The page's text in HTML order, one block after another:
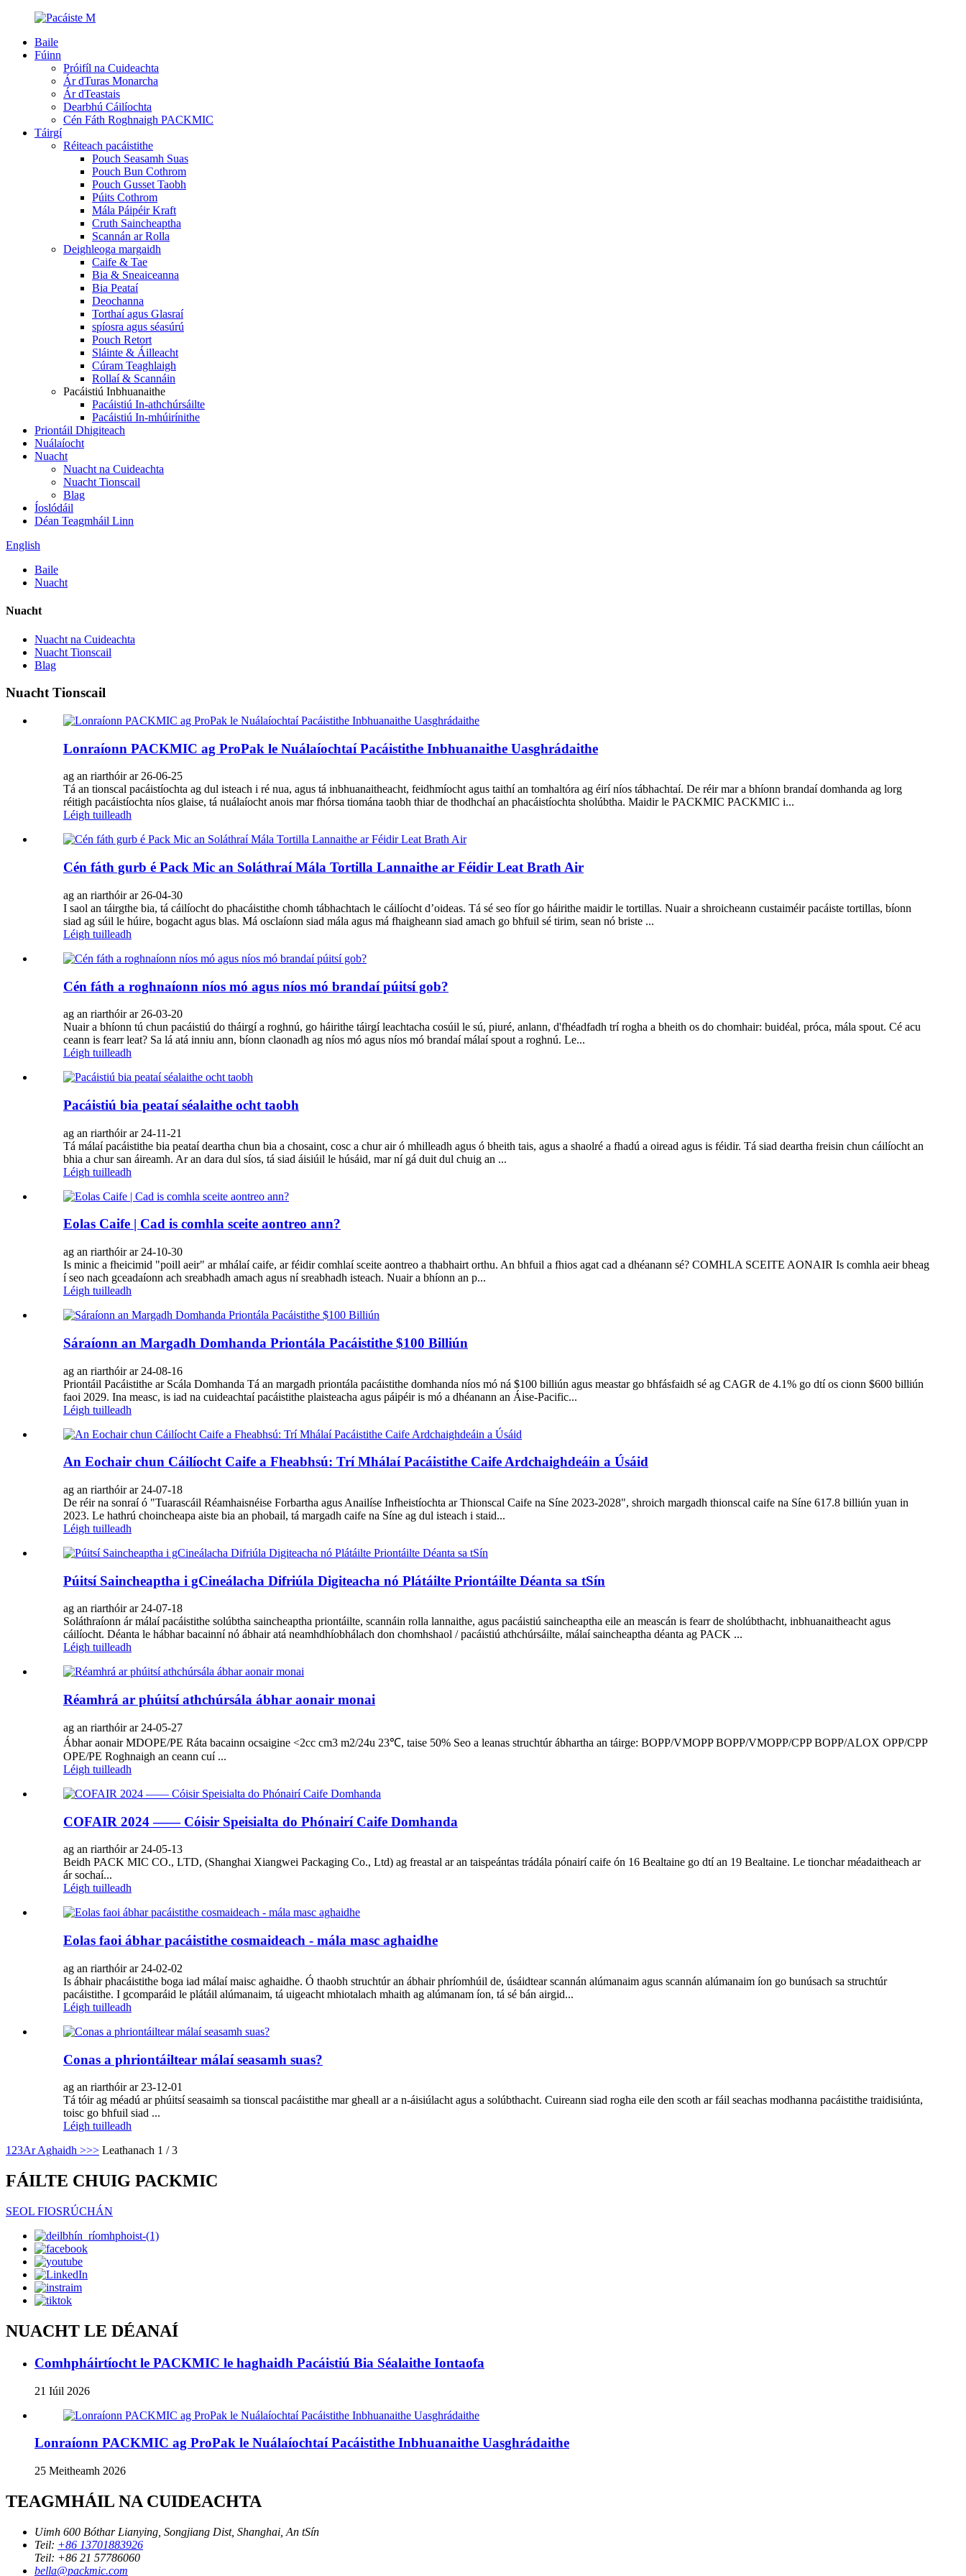
Baile
Fúinn
Próifíl na Cuideachta
Ár dTuras Monarcha
Ár dTeastais
Dearbhú Cáilíochta
Cén Fáth Roghnaigh PACKMIC
Táirgí
Réiteach pacáistithe
Pouch Seasamh Suas
Pouch Bun Cothrom
Pouch Gusset Taobh
Púits Cothrom
Mála Páipéir Kraft
Cruth Saincheaptha
Scannán ar Rolla
Deighleoga margaidh
Caife & Tae
Bia & Sneaiceanna
Bia Peataí
Deochanna
Torthaí agus Glasraí
spíosra agus séasúrú
Pouch Retort
Sláinte & Áilleacht
Cúram Teaghlaigh
Rollaí & Scannáin
Pacáistiú Inbhuanaithe
Pacáistiú In-athchúrsáilte
Pacáistiú In-mhúirínithe
Priontáil Dhigiteach
Nuálaíocht
Nuacht
Nuacht na Cuideachta
Nuacht Tionscail
Blag
Íoslódáil
Déan Teagmháil Linn
English
Baile
Nuacht
Nuacht
Nuacht na Cuideachta
Nuacht Tionscail
Blag
Nuacht Tionscail
Lonraíonn PACKMIC ag ProPak le Nuálaíochtaí Pacáistithe Inbhuanaithe Uasghrádaithe
ag an riarthóir ar 26-06-25
Tá an tionscal pacáistíochta ag dul isteach i ré nua, agus tá inbhuanaitheacht, feidhmíocht agus taithí an tomhaltóra ag éirí níos tábhachtaí. De réir mar a bhíonn brandaí domhanda ag lorg
réitigh pacáistíochta níos glaise, tá nuálaíocht anois mar fhórsa tiomána taobh thiar de thodhchaí an phacáistíochta sholúbtha. Maidir le PACKMIC PACKMIC i...
Léigh tuilleadh
Cén fáth gurb é Pack Mic an Soláthraí Mála Tortilla Lannaithe ar Féidir Leat Brath Air
ag an riarthóir ar 26-04-30
I saol an táirgthe bia, tá cáilíocht do phacáistithe chomh tábhachtach le cáilíocht d’oideas. Tá sé seo fíor go háirithe maidir le tortillas. Nuair a shroicheann custaiméir pacáiste tortillas, bíonn
siad ag súil le húire, bogacht agus blas. Má osclaíonn siad mála agus má fhaigheann siad amach go bhfuil sé tirim, sean nó briste ...
Léigh tuilleadh
Cén fáth a roghnaíonn níos mó agus níos mó brandaí púitsí gob?
ag an riarthóir ar 26-03-20
Nuair a bhíonn tú chun pacáistiú do tháirgí a roghnú, go háirithe táirgí leachtacha cosúil le sú, piuré, anlann, d'fhéadfadh trí rogha a bheith os do chomhair: buidéal, próca, mála spout. Cé acu
ceann is fearr leat? Sa lá atá inniu ann, bíonn claonadh ag níos mó agus níos mó brandaí málaí spout a roghnú. Le...
Léigh tuilleadh
Pacáistiú bia peataí séalaithe ocht taobh
ag an riarthóir ar 24-11-21
Tá málaí pacáistithe bia peataí deartha chun bia a chosaint, cosc ​​a chur air ó mhilleadh agus ó bheith tais, agus a shaolré a fhadú a oiread agus is féidir. Tá siad deartha freisin chun cáilíocht an
bhia a chur san áireamh. Ar an dara dul síos, tá siad áisiúil le húsáid, mar ní gá duit dul chuig an ...
Léigh tuilleadh
Eolas Caife | Cad is comhla sceite aontreo ann?
ag an riarthóir ar 24-10-30
Is minic a fheicimid "poill aeir" ar mhálaí caife, ar féidir comhlaí sceite aontreo a thabhairt orthu. An bhfuil a fhios agat cad a dhéanann sé? COMHLA SCEITE AONAIR Is comhla aeir bheag
í seo nach gceadaíonn ach sreabhadh amach agus ní sreabhadh isteach. Nuair a bhíonn an p...
Léigh tuilleadh
Sáraíonn an Margadh Domhanda Priontála Pacáistithe $100 Billiún
ag an riarthóir ar 24-08-16
Priontáil Pacáistithe ar Scála Domhanda Tá an margadh priontála pacáistithe domhanda níos mó ná $100 billiún agus meastar go bhfásfaidh sé ag CAGR de 4.1% go dtí os cionn $600 billiún
faoi 2029. Ina measc, is iad na cuideachtaí pacáistithe plaisteacha agus páipéir is mó a dhéanann an Áise-Pacific...
Léigh tuilleadh
An Eochair chun Cáilíocht Caife a Fheabhsú: Trí Mhálaí Pacáistithe Caife Ardchaighdeáin a Úsáid
ag an riarthóir ar 24-07-18
De réir na sonraí ó "Tuarascáil Réamhaisnéise Forbartha agus Anailíse Infheistíochta ar Thionscal Caife na Síne 2023-2028", shroich margadh thionscal caife na Síne 617.8 billiún yuan in
2023. Le hathrú choincheapa aiste bia an phobail, tá margadh caife na Síne ag dul isteach i staid...
Léigh tuilleadh
Púitsí Saincheaptha i gCineálacha Difriúla Digiteacha nó Plátáilte Priontáilte Déanta sa tSín
ag an riarthóir ar 24-07-18
Soláthraíonn ár málaí pacáistithe solúbtha saincheaptha priontáilte, scannáin rolla lannaithe, agus pacáistiú saincheaptha eile an meascán is fearr de sholúbthacht, inbhuanaitheacht agus
cáilíocht. Déanta le hábhar bacainní nó ábhair atá neamhdhíobhálach don chomhshaol / pacáistiú athchúrsáilte, málaí saincheaptha déanta ag PACK ...
Léigh tuilleadh
Réamhrá ar phúitsí athchúrsála ábhar aonair monai
ag an riarthóir ar 24-05-27
Ábhar aonair MDOPE/PE Ráta bacainn ocsaigine <2cc cm3 m2/24u 23℃, taise 50% Seo a leanas struchtúr ábhartha an táirge: BOPP/VMOPP BOPP/VMOPP/CPP BOPP/ALOX OPP/CPP
OPE/PE Roghnaigh an ceann cuí ...
Léigh tuilleadh
COFAIR 2024 —— Cóisir Speisialta do Phónairí Caife Domhanda
ag an riarthóir ar 24-05-13
Beidh PACK MIC CO., LTD, (Shanghai Xiangwei Packaging Co., Ltd) ag freastal ar an taispeántas trádála pónairí caife ón 16 Bealtaine go dtí an 19 Bealtaine. Le tionchar méadaitheach ar
ár sochaí...
Léigh tuilleadh
Eolas faoi ábhar pacáistithe cosmaideach - mála masc aghaidhe
ag an riarthóir ar 24-02-02
Is ábhair phacáistithe boga iad málaí maisc aghaidhe. Ó thaobh struchtúr an ábhair phríomhúil de, úsáidtear scannán alúmanaim agus scannán alúmanaim íon go bunúsach sa struchtúr
pacáistithe. I gcomparáid le plátáil alúmanaim, tá uigeacht mhiotalach mhaith ag alúmanam íon, tá sé bán airgid...
Léigh tuilleadh
Conas a phriontáiltear málaí seasamh suas?
ag an riarthóir ar 23-12-01
Tá tóir ag méadú ar phúitsí seasaimh sa tionscal pacáistithe mar gheall ar a n-áisiúlacht agus a solúbthacht. Cuireann siad rogha eile den scoth ar fáil seachas modhanna pacáistithe traidisiúnta,
toisc go bhfuil siad ...
Léigh tuilleadh
1 23Ar Aghaidh >>> Leathanach 1 / 3
FÁILTE CHUIG PACKMIC
SEOL FIOSRÚCHÁN
NUACHT LE DÉANAÍ
Comhpháirtíocht le PACKMIC le haghaidh Pacáistiú Bia Séalaithe Iontaofa
21 Iúil 2026
Lonraíonn PACKMIC ag ProPak le Nuálaíochtaí Pacáistithe Inbhuanaithe Uasghrádaithe
25 Meitheamh 2026
TEAGMHÁIL NA CUIDEACHTA
Uimh 600 Bóthar Lianying, Songjiang Dist, Shanghai, An tSín
Teil: +86 13701883926
Teil: +86 21 57786060
bella@packmic.com